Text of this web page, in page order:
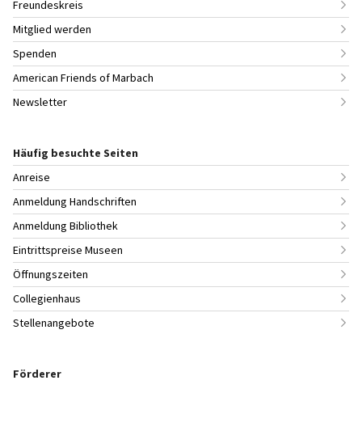
Freundeskreis
Mitglied werden
Spenden
American Friends of Marbach
Newsletter
Häufig besuchte Seiten
Anreise
Anmeldung Handschriften
Anmeldung Bibliothek
Eintrittspreise Museen
Öffnungszeiten
Collegienhaus
Stellenangebote
Förderer